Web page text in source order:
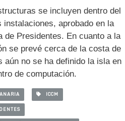
se incluyen dentro del
instalaciones, aprobado en la
de Presidentes. En cuanto a la
se prevé cerca de la costa de
aún no se ha definido la isla en
de computación.
ICCM